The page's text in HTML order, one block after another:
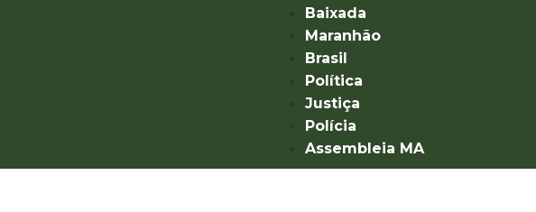
Baixada
Maranhão
Brasil
Política
Justiça
Polícia
Assembleia MA